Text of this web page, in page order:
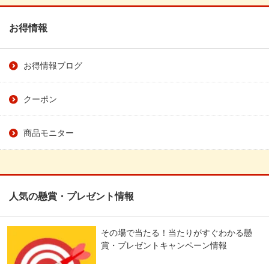
お得情報
お得情報ブログ
クーポン
商品モニター
人気の懸賞・プレゼント情報
その場で当たる！当たりがすぐわかる懸
賞・プレゼントキャンペーン情報